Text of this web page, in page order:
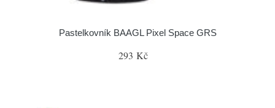
Pastelkovník BAAGL Pixel Space GRS
293 Kč